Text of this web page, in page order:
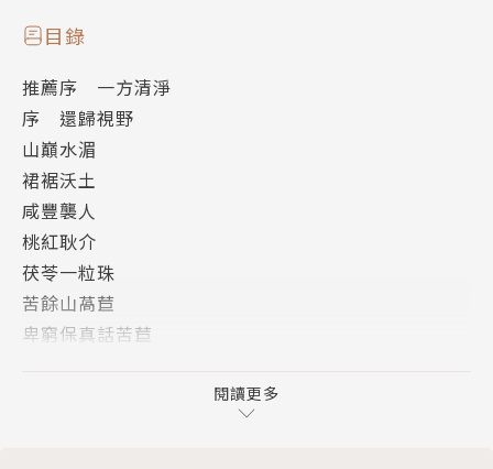
作者簡介
凌拂
輔仁大學中文系畢業。曾任教職。現已退休，專事寫
作。
創作文類以散文、兒童文學為主。她的文字清而不寒，
疏淡有致，看似超脫，實則別具情懷；描述尋常生活，
穿衣吃飯，卻能夠如登山徑，在峰巒疊嶂中迂曲迴轉，
絕細處，忽見微光，另有一番桃源景色，教人頓忘塵
勞，豁然開朗，重覓單純儉素之心。
合報讀書人最佳書獎、洪建全兒童文學獎。
目錄
推薦序 一方清淨
序 還歸視野
山巔水湄
裙裾沃土
咸豐襲人
桃紅耿介
茯苓一粒珠
苦餘山萵苣
卑窮保真話苦苣
閱讀更多